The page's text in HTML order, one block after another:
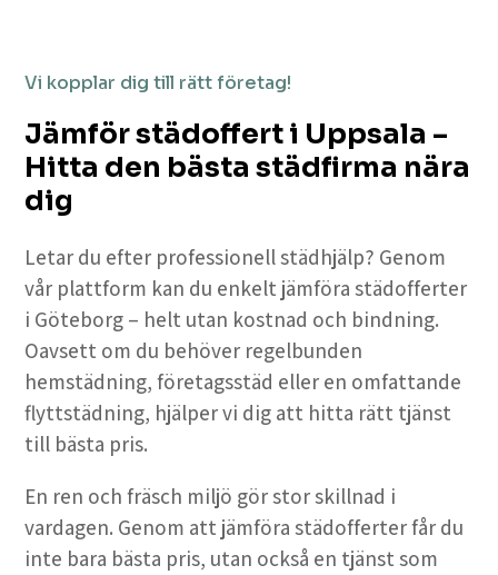
Vi kopplar dig till rätt företag!
Jämför städoffert i Uppsala –
Hitta den bästa städfirma nära
dig
Letar du efter professionell städhjälp? Genom
vår plattform kan du enkelt jämföra städofferter
i Göteborg – helt utan kostnad och bindning.
Oavsett om du behöver regelbunden
hemstädning, företagsstäd eller en omfattande
flyttstädning, hjälper vi dig att hitta rätt tjänst
till bästa pris.
En ren och fräsch miljö gör stor skillnad i
vardagen. Genom att jämföra städofferter får du
inte bara bästa pris, utan också en tjänst som